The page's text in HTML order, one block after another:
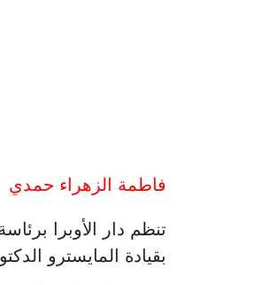
فاطمة الزهراء حمدي
تنظم دار الأوبرا
بقيادة المايسترو الدكتور محمد